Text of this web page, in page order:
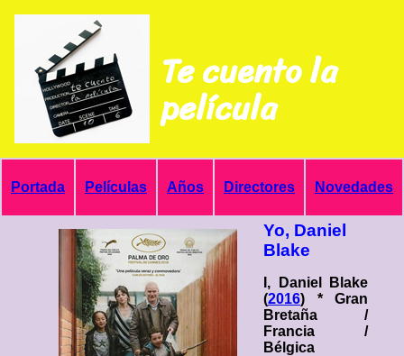
Te cuento la
película
Portada Películas Años Directores Novedades
Yo, Daniel
Blake
I, Daniel Blake
(2016) * Gran
Bretaña /
Francia /
Bélgica